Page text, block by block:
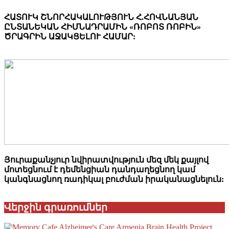
ՀԱՏՈՒԿ ՇՆՈՐՀԱԿԱԼՈՒԹՅՈՒՆ Հ.ՀՈՎՆԱՆՅԱՆ
ԸՆՏԱՆԵԿԱՆ ՀԻՄՆԱԴՐԱՄԻՆ «ՌՈԲՈՏ ՌՈԲԻՆ»
ԾՐԱԳՐԻՆ ԱՋԱԿՑԵԼՈՒ ՀԱՄԱՐ:
Յուրաքանչյուր նվիրատվություն մեզ մեկ քայլով
մոտեցնում է դեմենցիան դանդաղեցնող կամ
կանգնացնող ռադիկալ բուժման իրականացնելուն:
Վերջին գրառումներ